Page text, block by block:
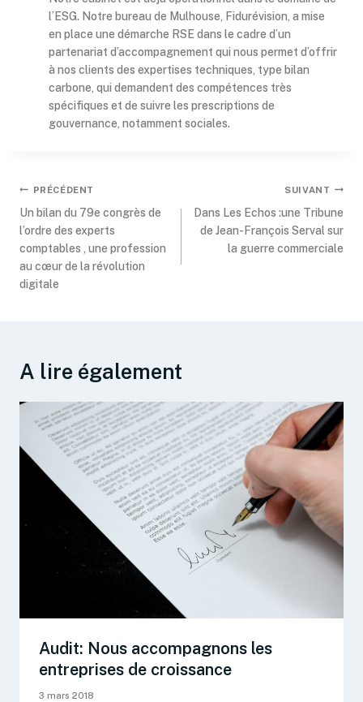
l’ESG. Notre bureau de Mulhouse, Fidurévision, a mise
en place une démarche RSE dans le cadre d’un
partenariat d’accompagnement qui nous permet d’offrir
à nos clients des expertises techniques, type bilan
carbone, qui demandent des compétences très
spécifiques et de suivre les prescriptions de
gouvernance, notamment sociales.
PRÉCÉDENT
Un bilan du 79e congrès de
l’ordre des experts
comptables , une profession
au cœur de la révolution
digitale
SUIVANT
Dans Les Echos :une Tribune
de Jean-François Serval sur
la guerre commerciale
A lire également
Audit: Nous accompagnons les
entreprises de croissance
3 mars 2018